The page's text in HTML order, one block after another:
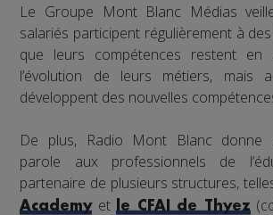
Le Groupe Mont Blanc Médias
salariés participent régulièrement à
que leurs compétences restent en
l’évolution de leurs métiers, mais
développent des nouvelles
De plus, Radio Mont Blanc donne
parole aux professionnels de
partenaire de plusieurs structures,
Academyet le CFAI de Thyez